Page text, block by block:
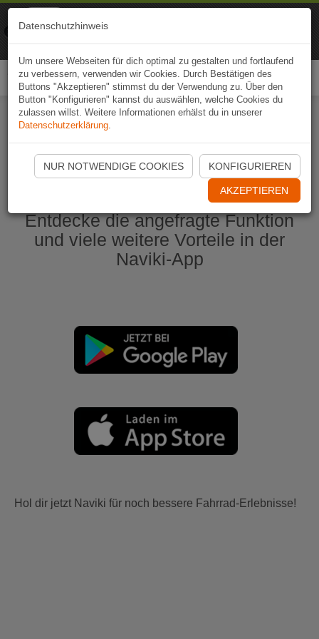
Naviki App jetzt öffnen
Entdecke die angefragte Funktion
und viele weitere Vorteile in der
Naviki-App
Hol dir jetzt Naviki für noch bessere Fahrrad-Erlebnisse!
Datenschutzhinweis
Um unsere Webseiten für dich optimal zu gestalten und fortlaufend
zu verbessern, verwenden wir Cookies. Durch Bestätigen des
Buttons "Akzeptieren" stimmst du der Verwendung zu. Über den
Button "Konfigurieren" kannst du auswählen, welche Cookies du
zulassen willst. Weitere Informationen erhälst du in unserer
Datenschutzerklärung.
NUR NOTWENDIGE COOKIES KONFIGURIEREN
AKZEPTIEREN
Naviki